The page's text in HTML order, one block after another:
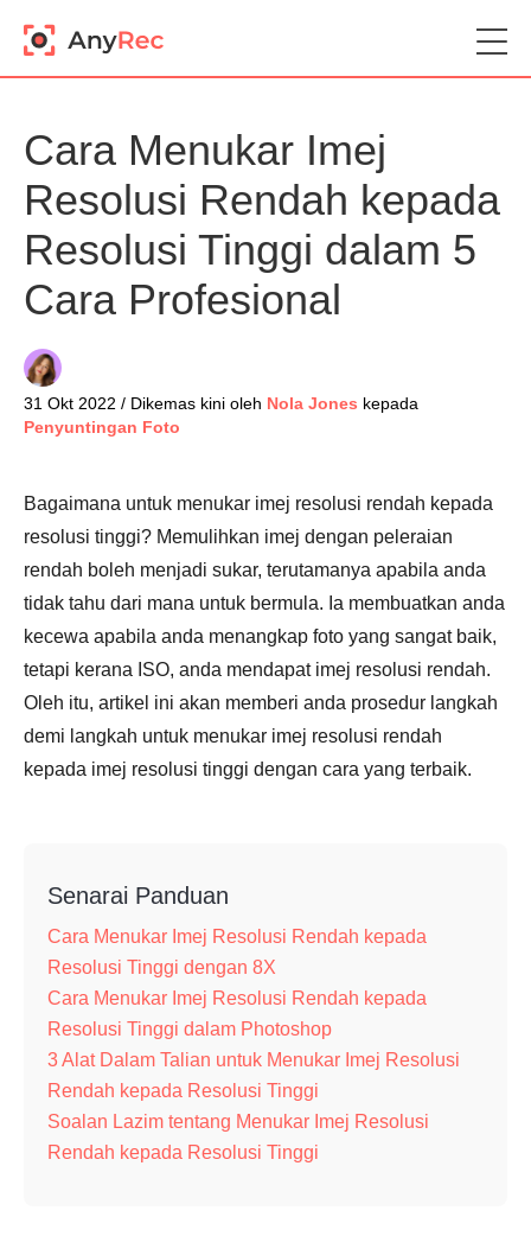
Cara Menukar Imej
Resolusi Rendah kepada
Resolusi Tinggi dalam 5
Cara Profesional
31 Okt 2022 / Dikemas kini oleh Nola Jones kepada
Penyuntingan Foto
Bagaimana untuk menukar imej resolusi rendah kepada
resolusi tinggi? Memulihkan imej dengan peleraian
rendah boleh menjadi sukar, terutamanya apabila anda
tidak tahu dari mana untuk bermula. Ia membuatkan anda
kecewa apabila anda menangkap foto yang sangat baik,
tetapi kerana ISO, anda mendapat imej resolusi rendah.
Oleh itu, artikel ini akan memberi anda prosedur langkah
demi langkah untuk menukar imej resolusi rendah
kepada imej resolusi tinggi dengan cara yang terbaik.
Senarai Panduan
Cara Menukar Imej Resolusi Rendah kepada
Resolusi Tinggi dengan 8X
Cara Menukar Imej Resolusi Rendah kepada
Resolusi Tinggi dalam Photoshop
3 Alat Dalam Talian untuk Menukar Imej Resolusi
Rendah kepada Resolusi Tinggi
Soalan Lazim tentang Menukar Imej Resolusi
Rendah kepada Resolusi Tinggi